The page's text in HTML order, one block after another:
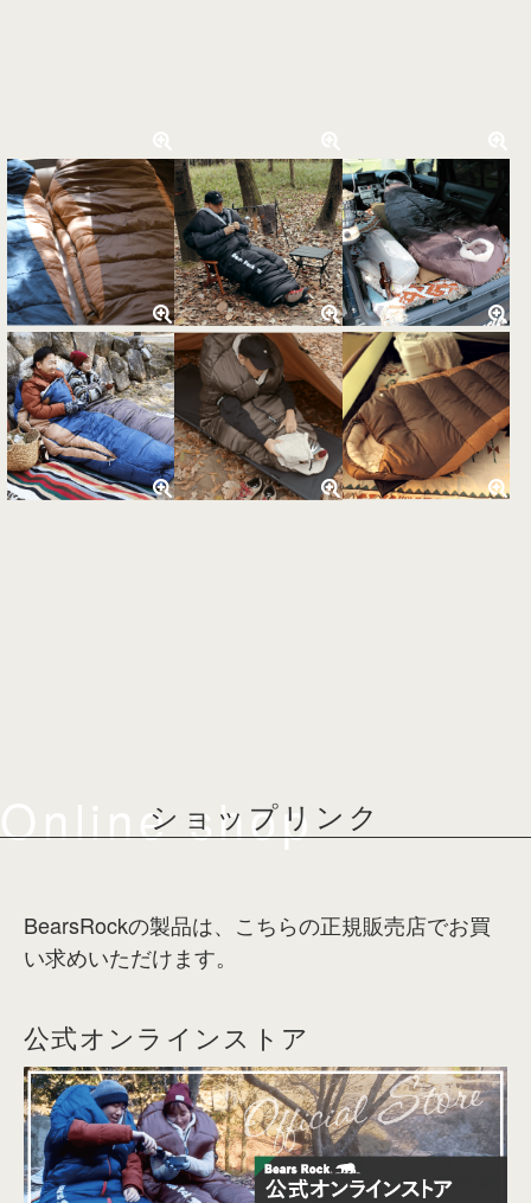
Online shop
ショップリンク
BearsRockの製品は、こちらの正規販売店でお買
い求めいただけます。
公式オンラインストア